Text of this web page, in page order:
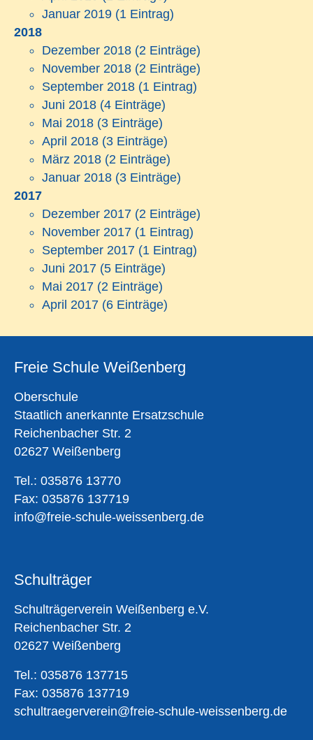
Januar 2019 (1 Eintrag)
2018
Dezember 2018 (2 Einträge)
November 2018 (2 Einträge)
September 2018 (1 Eintrag)
Juni 2018 (4 Einträge)
Mai 2018 (3 Einträge)
April 2018 (3 Einträge)
März 2018 (2 Einträge)
Januar 2018 (3 Einträge)
2017
Dezember 2017 (2 Einträge)
November 2017 (1 Eintrag)
September 2017 (1 Eintrag)
Juni 2017 (5 Einträge)
Mai 2017 (2 Einträge)
April 2017 (6 Einträge)
Freie Schule Weißenberg
Oberschule
Staatlich anerkannte Ersatzschule
Reichenbacher Str. 2
02627 Weißenberg
Tel.: 035876 13770
Fax: 035876 137719
info@freie-schule-weissenberg.de
Schulträger
Schulträgerverein Weißenberg e.V.
Reichenbacher Str. 2
02627 Weißenberg
Tel.: 035876 137715
Fax: 035876 137719
schultraegerverein@freie-schule-weissenberg.de